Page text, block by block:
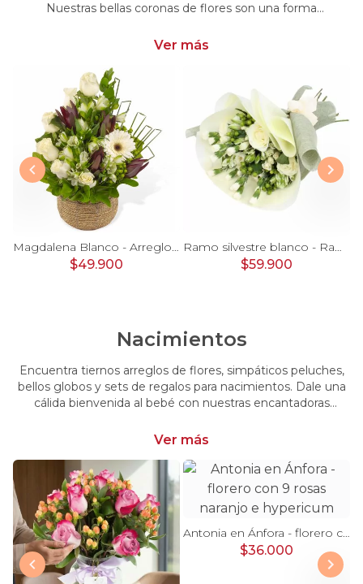
Nuestras bellas coronas de flores son una forma
momentos de pérdida.
Ver más
Magdalena Blanco - Arreglo floral con rosas, gerbera y astromelias blancas
$49.900
Ramo silvestre blanco - Ramo de flores circular con rosas blancas, claveles blancos, astromelias e hypericum verde
$59.900
Nacimientos
Encuentra tiernos arreglos de flores, simpáticos peluches,
bellos globos y sets de regalos para nacimientos. Dale una
cálida bienvenida al bebé con nuestras encantadoras
especial.
Ver más
Antonia en Ánfora - florero con 9 rosas naranjo e hypericum
$36.000